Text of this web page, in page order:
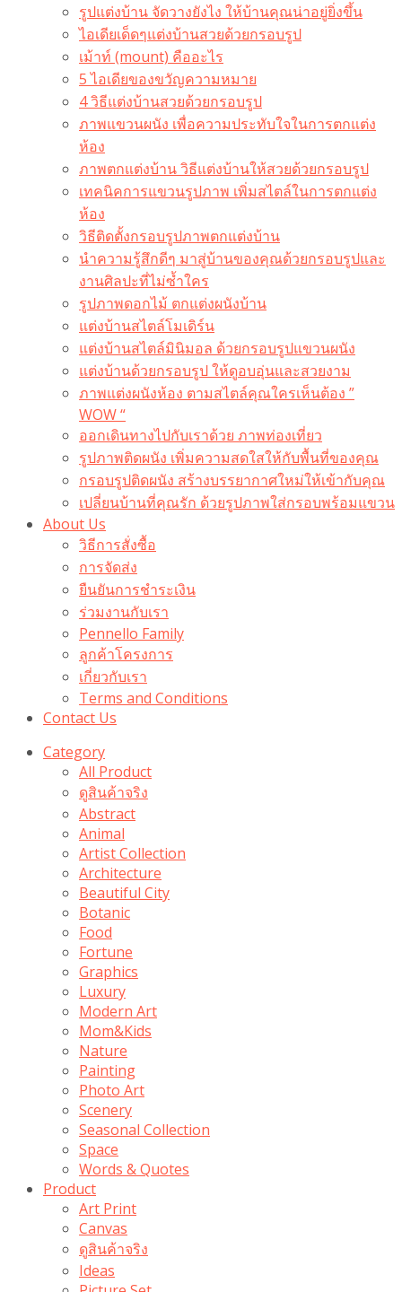
รูปแต่งบ้าน จัดวางยังไง ให้บ้านคุณน่าอยู่ยิ่งขึ้น
ไอเดียเด็ดๆแต่งบ้านสวยด้วยกรอบรูป
เม้าท์ (mount) คืออะไร​
5 ไอเดียของขวัญความหมาย
4 วิธีแต่งบ้านสวยด้วยกรอบรูป
ภาพแขวนผนัง เพื่อความประทับใจในการตกแต่ง
ห้อง
ภาพตกแต่งบ้าน วิธีแต่งบ้านให้สวยด้วยกรอบรูป
เทคนิคการแขวนรูปภาพ เพิ่มสไตล์ในการตกแต่ง
ห้อง
วิธีติดตั้งกรอบรูปภาพตกแต่งบ้าน
นำความรู้สึกดีๆ มาสู่บ้านของคุณด้วยกรอบรูปและ
งานศิลปะที่ไม่ซ้ำใคร
รูปภาพดอกไม้ ตกแต่งผนังบ้าน
แต่งบ้านสไตล์โมเดิร์น
แต่งบ้านสไตล์มินิมอล ด้วยกรอบรูปแขวนผนัง
แต่งบ้านด้วยกรอบรูป ให้ดูอบอุ่นและสวยงาม
ภาพแต่งผนังห้อง ตามสไตล์คุณใครเห็นต้อง ”
WOW “
ออกเดินทางไปกับเราด้วย ภาพท่องเที่ยว
รูปภาพติดผนัง เพิ่มความสดใสให้กับพื้นที่ของคุณ
กรอบรูปติดผนัง สร้างบรรยากาศใหม่ให้เข้ากับคุณ
เปลี่ยนบ้านที่คุณรัก ด้วยรูปภาพใส่กรอบพร้อมแขวน​
About Us
วิธีการสั่งซื้อ
การจัดส่ง
ยืนยันการชำระเงิน
ร่วมงานกับเรา
Pennello Family
ลูกค้าโครงการ
เกี่ยวกับเรา
Terms and Conditions
Contact Us
Category
All Product
ดูสินค้าจริง
Abstract
Animal
Artist Collection
Architecture
Beautiful City
Botanic
Food
Fortune
Graphics
Luxury
Modern Art
Mom&Kids
Nature
Painting
Photo Art
Scenery
Seasonal Collection
Space
Words & Quotes
Product
Art Print
Canvas
ดูสินค้าจริง
Ideas